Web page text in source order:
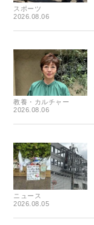
スポーツ
2026.08.06
教養・カルチャー
2026.08.06
ニュース
2026.08.05